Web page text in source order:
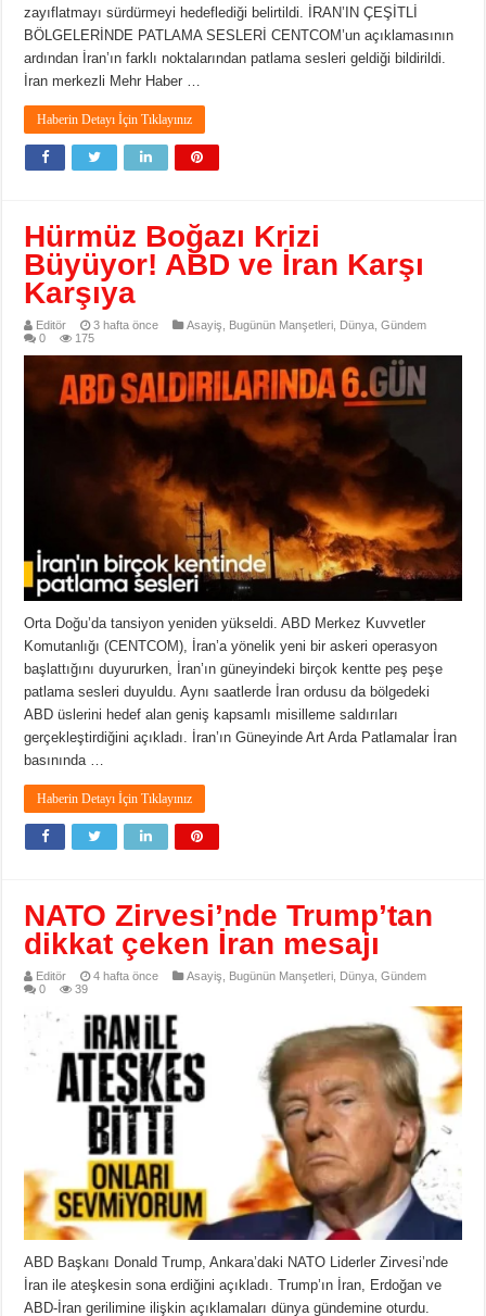
zayıflatmayı sürdürmeyi hedeflediği belirtildi. İRAN’IN ÇEŞİTLİ
BÖLGELERİNDE PATLAMA SESLERİ CENTCOM’un açıklamasının
ardından İran’ın farklı noktalarından patlama sesleri geldiği bildirildi.
İran merkezli Mehr Haber …
Haberin Detayı İçin Tıklayınız
Hürmüz Boğazı Krizi
Büyüyor! ABD ve İran Karşı
Karşıya
Editör 3 hafta önce Asayiş Bugünün Manşetleri Dünya ,Gündem
0
175
Orta Doğu’da tansiyon yeniden yükseldi. ABD Merkez Kuvvetler
Komutanlığı (CENTCOM), İran’a yönelik yeni bir askeri operasyon
başlattığını duyururken, İran’ın güneyindeki birçok kentte peş peşe
patlama sesleri duyuldu. Aynı saatlerde İran ordusu da bölgedeki
ABD üslerini hedef alan geniş kapsamlı misilleme saldırıları
gerçekleştirdiğini açıkladı. İran’ın Güneyinde Art Arda Patlamalar İran
basınında …
Haberin Detayı İçin Tıklayınız
NATO Zirvesi’nde Trump’tan
dikkat çeken İran mesajı
Editör 4 hafta önce Asayiş Bugünün Manşetleri Dünya ,Gündem
0
39
ABD Başkanı Donald Trump, Ankara’daki NATO Liderler Zirvesi’nde
İran ile ateşkesin sona erdiğini açıkladı. Trump’ın İran, Erdoğan ve
ABD-İran gerilimine ilişkin açıklamaları dünya gündemine oturdu.